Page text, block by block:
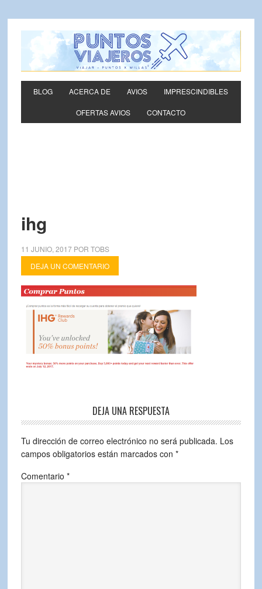
BLOG ACERCA DE AVIOS IMPRESCINDIBLES
OFERTAS AVIOS CONTACTO
ihg
11 JUNIO, 2017POR TOBS
DEJA UN COMENTARIO
DEJA UNA RESPUESTA
Tu dirección de correo electrónico no será publicada. Los
campos obligatorios están marcados con *
Comentario *